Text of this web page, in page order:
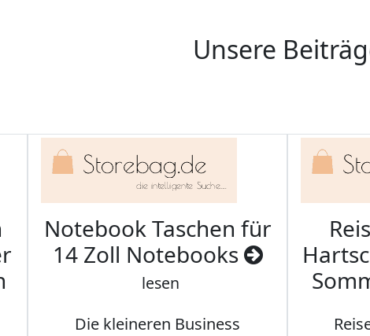
Unsere
Notebook Taschen für
14 Zoll Notebooks
lesen
Die kleineren Business